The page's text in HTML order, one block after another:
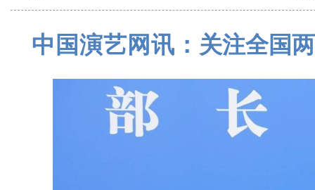
中国演艺网讯： 关注全国